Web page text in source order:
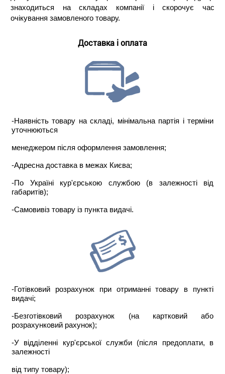
знаходиться на складах компанії і скорочує час
очікування замовленого товару.
Доставка і оплата
-Наявність товару на складі, мінімальна партія і терміни
уточнюються
менеджером після оформлення замовлення;
-Адресна доставка в межах Києва;
-По Україні кур'єрською службою (в залежності від
габаритів);
-Самовивіз товару із пункта видачі.
-Готівковий розрахунок при отриманні товару в пункті
видачі;
-Безготівковий розрахунок (на картковий або
розрахунковий рахунок);
-У відділенні кур'єрської служби (після предоплати, в
залежності
від типу товару);